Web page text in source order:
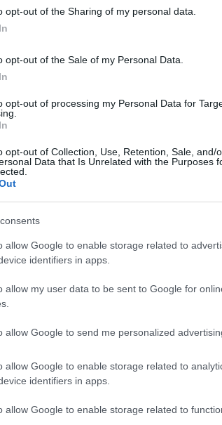
opt-out of the Sharing of my personal data.
opt-out of the Sale of my Personal Data.
opt-out of processing my Personal Data for
opt-out of Collection, Use, Retention, Sale, and/
Data that Is Unrelated with the Purposes
allow Google to enable storage related to
identifiers in apps.
allow my user data to be sent to Google for
allow Google to send me personalized
allow Google to enable storage related to
identifiers in apps.
allow Google to enable storage related to
europea pese a nacer en Nigeria y
africano.
izquierda, jugando a pierna cambiada,
Emery pidió un jugador específico
de un perfil similar a Chukwueze en el
quedaron patentes en la Supercopa y
lesionado, Emery apostó por Yeremi